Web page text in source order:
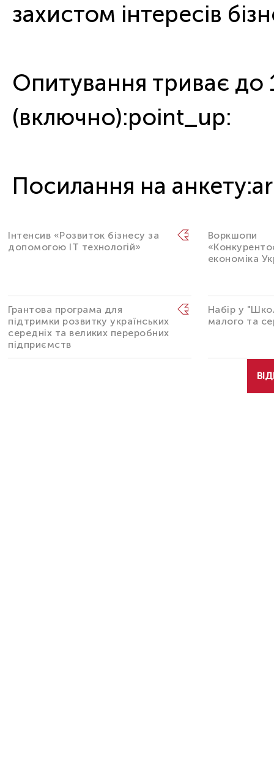
захистом інтересів
Опитування триває до
(включно):point_up:
Посилання на
Інтенсив «Розвиток бізнесу за
допомогою IT технологій»
Воркшопи
економіка
Грантова програма для
підтримки розвитку українських
середніх та великих переробних
підприємств
Набір у
малого та